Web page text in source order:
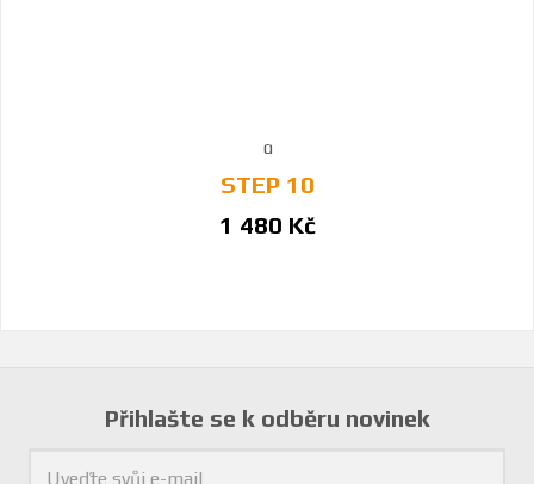
STEP 10
1 480 Kč
Přihlašte se k odběru novinek